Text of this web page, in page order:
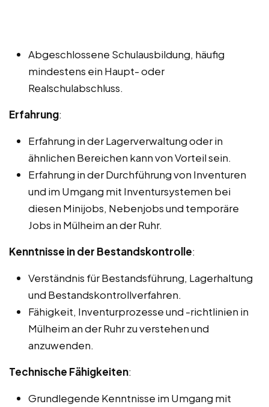
Abgeschlossene Schulausbildung, häufig
mindestens ein Haupt- oder
Realschulabschluss.
Erfahrung:
Erfahrung in der Lagerverwaltung oder in
ähnlichen Bereichen kann von Vorteil sein.
Erfahrung in der Durchführung von Inventuren
und im Umgang mit Inventursystemen bei
diesen Minijobs, Nebenjobs und temporäre
Jobs in Mülheim an der Ruhr.
Kenntnisse in der Bestandskontrolle:
Verständnis für Bestandsführung, Lagerhaltung
und Bestandskontrollverfahren.
Fähigkeit, Inventurprozesse und -richtlinien in
Mülheim an der Ruhr zu verstehen und
anzuwenden.
Technische Fähigkeiten:
Grundlegende Kenntnisse im Umgang mit